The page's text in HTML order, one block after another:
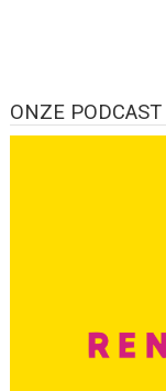
ONZE PODCAST